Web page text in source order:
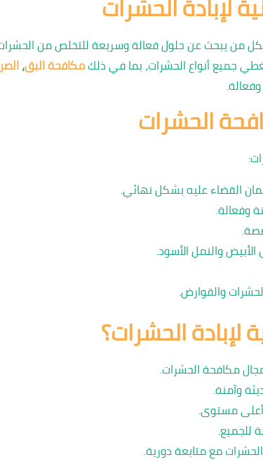
لكل من يبحث عن حلول فعالة وسريعة للتخلص من
جميع أنواع الحشرات، بما في ذلكمكافحة البق،
الحشرات
القضاء عليه بشكل نهائي.
وفعالة.
والنمل الأسود.
والقوارض.
لإبادة الحشرات؟
مكافحة الحشرات.
وآمنة.
مستوى.
للجميع.
مع متابعة دورية.